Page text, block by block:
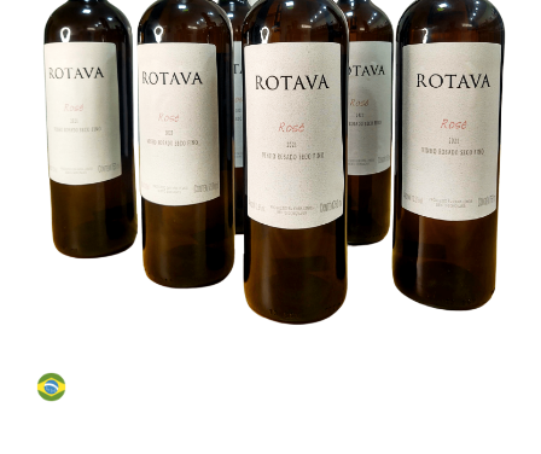
Destilados tradicionais e premiums
Kits e Combos